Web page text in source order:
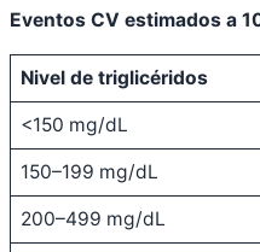
Eventos CV estimados a
Nivel de triglicéridos
<150 mg/dL
150–199 mg/dL
200–499 mg/dL